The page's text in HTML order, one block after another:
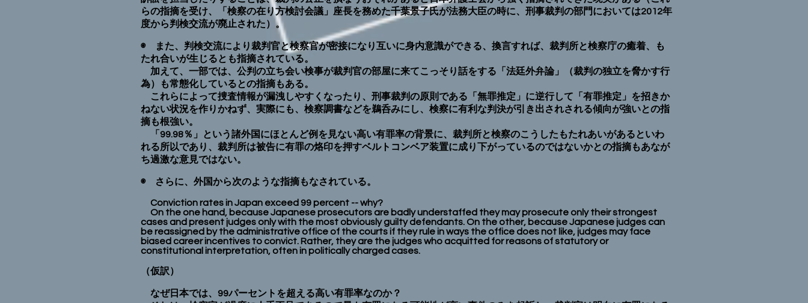
らの指摘を受け、「検察の在り方検討会議」座長を務めた千葉景子氏が法務大臣の時に、刑事裁判の部門においては2012年
度から判検交流が廃止された）。
◉ また、判検交流により裁判官と検察官が密接になり互いに身内意識ができる、換言すれば、裁判所と検察庁の癒着、も
たれ合いが生じるとも指摘されている。
加えて、一部では、公判の立ち会い検事が裁判官の部屋に来てこっそり話をする「法廷外弁論」（裁判の独立を脅かす行
為）も常態化しているとの指摘もある。
これらによって捜査情報が漏洩しやすくなったり、刑事裁判の原則である「無罪推定」に逆行して「有罪推定」を招きか
ねない状況を作りかねず、実際にも、検察調書などを鵜呑みにし、検察に有利な判決が引き出されされる傾向が強いとの指
摘も根強い。
「99.98％」という諸外国にほとんど例を見ない高い有罪率の背景に、裁判所と検察のこうしたもたれあいがあるといわ
れる所以であり、裁判所は被告に有罪の烙印を押すベルトコンベア装置に成り下がっているのではないかとの指摘もあなが
ち過激な意見ではない。
◉ さらに、外国から次のような指摘もなされている。
Conviction rates in Japan exceed 99 percent -- why?
On the one hand, because Japanese prosecutors are badly understaffed they may prosecute only their strongest
cases and present judges only with the most obviously guilty defendants. On the other, because Japanese judges can
be reassigned by the administrative office of the courts if they rule in ways the office does not like, judges may face
biased career incentives to convict. Rather, they are the judges who acquitted for reasons of statutory or
constitutional interpretation, often in politically charged cases.
（仮訳）
なぜ日本では、99パーセントを超える高い有罪率なのか？